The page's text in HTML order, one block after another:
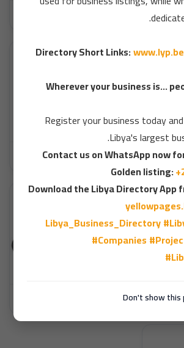
Directory Short Links:
Wherever your business is...
Register your business today
Libya's largest
Contact us on WhatsApp now
Golden listing:
Download the Libya Directory App
#Companies
Don't show this
مدرسة نور المعرفة اجدابيا
اصنع مستقبلك الرقمي.. وساهم في بناء أكبر دليل تجاري ليبي! 🇱🇾
المجرة للتصدير والإستيراد